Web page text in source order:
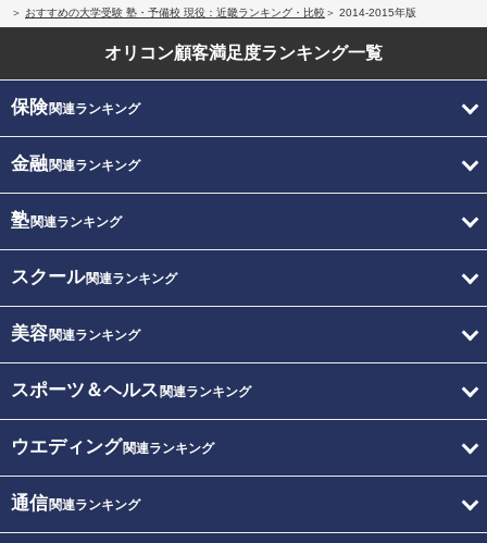
おすすめの大学受験 塾・予備校 現役：近畿ランキング・比較
2014-2015年版
オリコン顧客満足度ランキング一覧
保険関連ランキング
金融関連ランキング
塾関連ランキング
スクール関連ランキング
美容関連ランキング
スポーツ＆ヘルス 関連ランキング
ウエディング関連ランキング
通信関連ランキング